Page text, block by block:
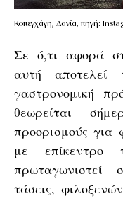
Κοπεγχάγη, Δανία, πηγή:
Σε ό,τι αφορά
αυτή αποτελεί
γαστρονομική
θεωρείται
προορισμούς για
με επίκεντρο
πρωταγωνιστεί
τάσεις,